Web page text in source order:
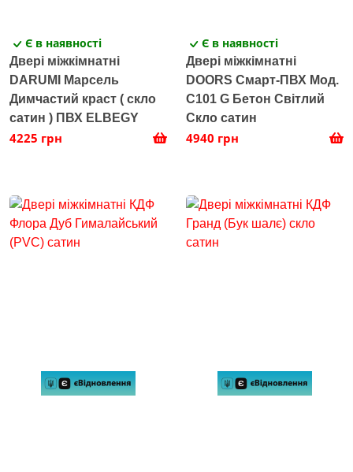
Є в наявності
Двері міжкімнатні
DARUMI Марсель
Димчастий краст ( скло
сатин ) ПВХ ELBEGY
4225 грн
Є в наявності
Двері міжкімнатні
DOORS Смарт-ПВХ Мод.
C101 G Бетон Світлий
Скло сатин
4940 грн